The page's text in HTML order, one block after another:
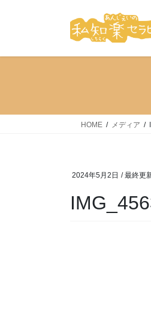
HOME メディア
2024年5月2日 / 最終更